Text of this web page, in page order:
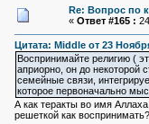
Re: Вопрос по
« Ответ #165 :
Цитата: Middle от 23
Воспринимайте религию (
априорно, он до некоторой
семейные связи,
которое первоначально
А как теракты во имя
решеткой как